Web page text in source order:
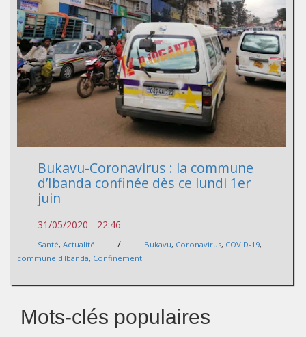
Bukavu-Coronavirus : la commune
d’Ibanda confinée dès ce lundi 1er
juin
31/05/2020 - 22:46
Santé, Actualité / Bukavu, Coronavirus, COVID-19,
commune d'Ibanda, Confinement
Mots-clés populaires